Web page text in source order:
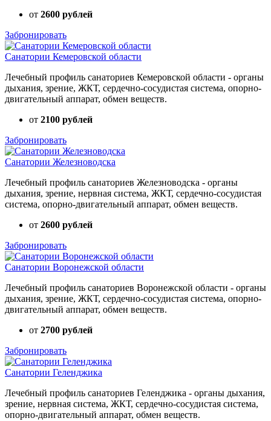
от 2600 рублей
Забронировать
Санатории Кемеровской области
Лечебный профиль санаториев Кемеровской области - органы
дыхания, зрение, ЖКТ, сердечно-сосудистая система, опорно-
двигательный аппарат, обмен веществ.
от 2100 рублей
Забронировать
Санатории Железноводска
Лечебный профиль санаториев Железноводска - органы
дыхания, зрение, нервная система, ЖКТ, сердечно-сосудистая
система, опорно-двигательный аппарат, обмен веществ.
от 2600 рублей
Забронировать
Санатории Воронежской области
Лечебный профиль санаториев Воронежской области - органы
дыхания, зрение, ЖКТ, сердечно-сосудистая система, опорно-
двигательный аппарат, обмен веществ.
от 2700 рублей
Забронировать
Санатории Геленджика
Лечебный профиль санаториев Геленджика - органы дыхания,
зрение, нервная система, ЖКТ, сердечно-сосудистая система,
опорно-двигательный аппарат, обмен веществ.